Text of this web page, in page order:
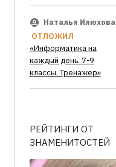
Наталья Илюхова
ОТЛОЖИЛ
«Информатика на
каждый день. 7-9
классы. Тренажер»
РЕЙТИНГИ ОТ
ЗНАМЕНИТОСТЕЙ